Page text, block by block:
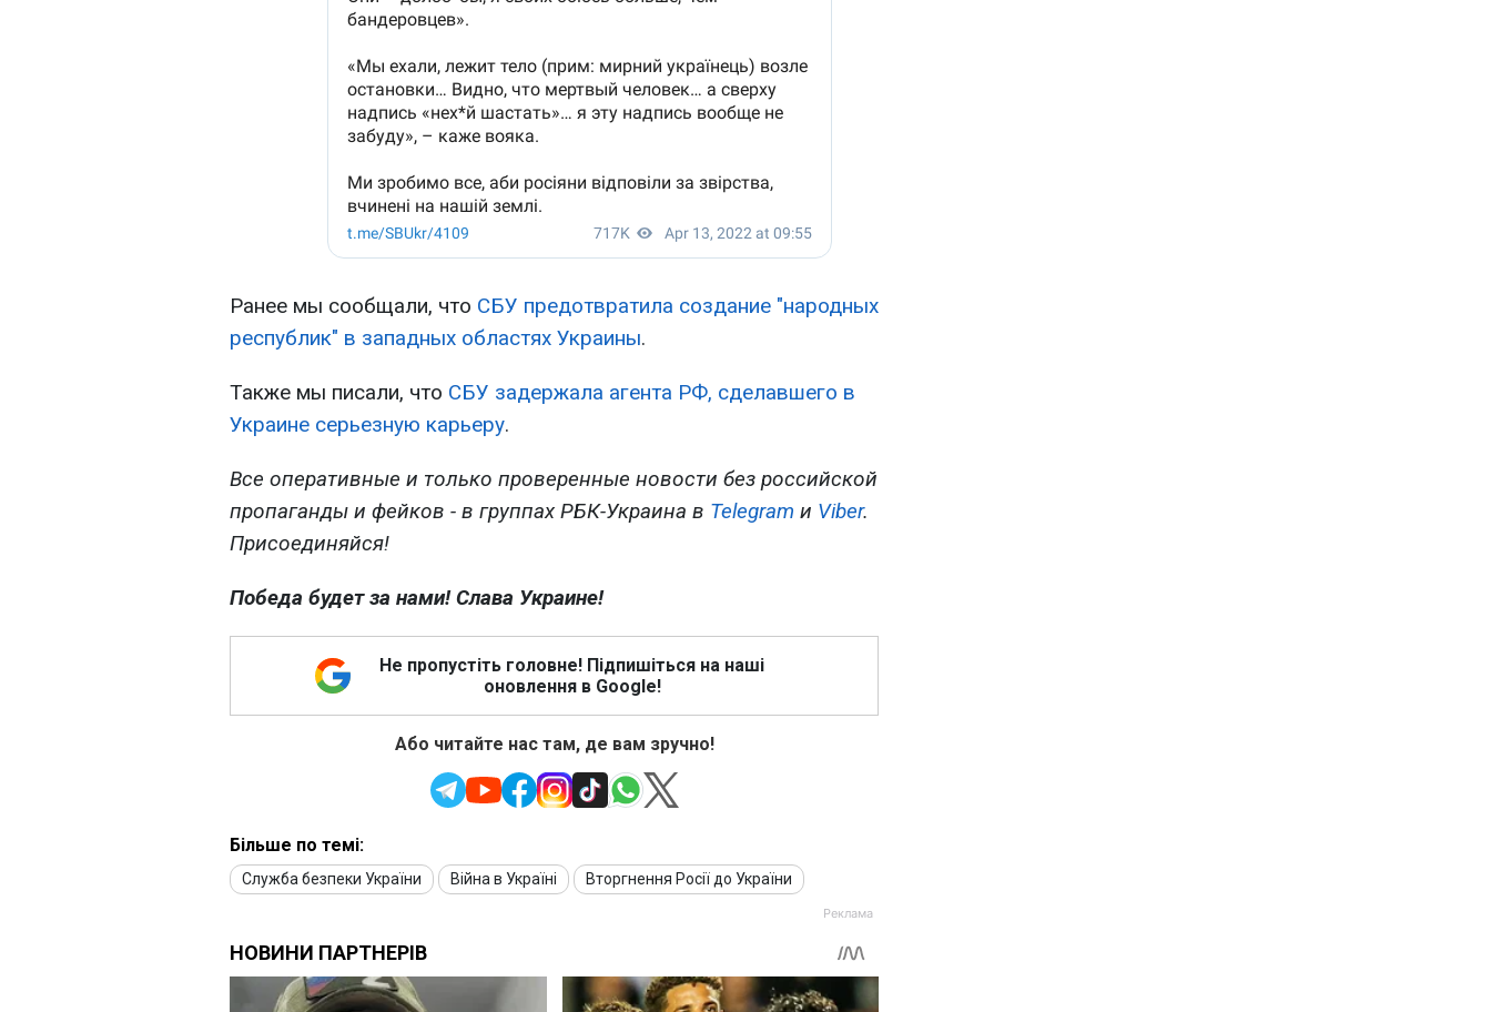
Ранее мы сообщали, что СБУ предотвратила создание "народных
республик" в западных областях Украины.
Также мы писали, что СБУ задержала агента РФ, сделавшего в
Украине серьезную карьеру.
Все оперативные и только проверенные новости без российской
пропаганды и фейков - в группах РБК-Украина в Telegram и Viber.
Присоединяйся!
Победа будет за нами! Слава Украине!
Не пропустіть головне! Підпишіться на наші
оновлення в Google!
Або читайте нас там, де вам зручно!
Більше по темі:
Служба безпеки України Війна в Україні Вторгнення Росії до України